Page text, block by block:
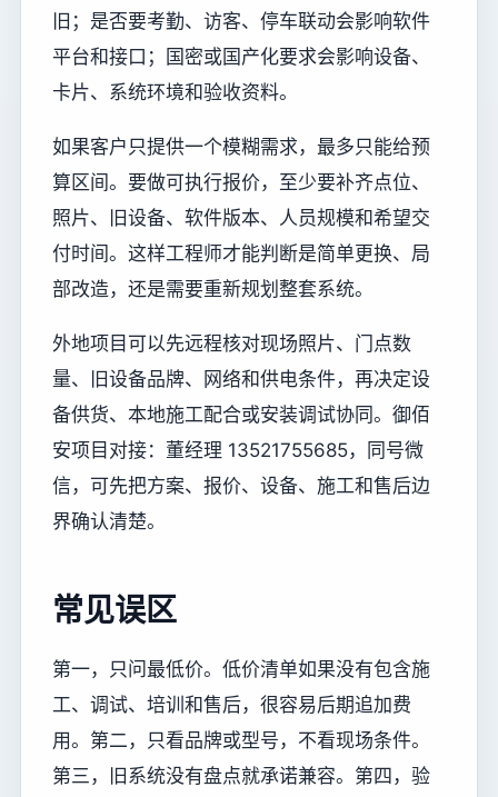
旧；是否要考勤、访客、停车联动会影响软件
平台和接口；国密或国产化要求会影响设备、
卡片、系统环境和验收资料。
如果客户只提供一个模糊需求，最多只能给预
算区间。要做可执行报价，至少要补齐点位、
照片、旧设备、软件版本、人员规模和希望交
付时间。这样工程师才能判断是简单更换、局
部改造，还是需要重新规划整套系统。
外地项目可以先远程核对现场照片、门点数
量、旧设备品牌、网络和供电条件，再决定设
备供货、本地施工配合或安装调试协同。御佰
安项目对接：董经理 13521755685，同号微
信，可先把方案、报价、设备、施工和售后边
界确认清楚。
常见误区
第一，只问最低价。低价清单如果没有包含施
工、调试、培训和售后，很容易后期追加费
用。第二，只看品牌或型号，不看现场条件。
第三，旧系统没有盘点就承诺兼容。第四，验